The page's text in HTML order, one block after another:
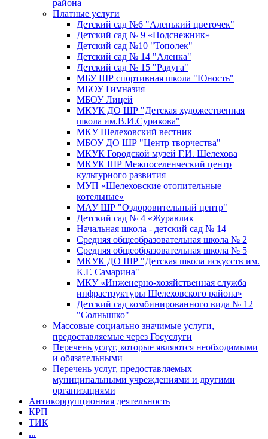
района
Платные услуги
Детский сад №6 "Аленький цветочек"
Детский сад № 9 «Подснежник»
Детский сад №10 "Тополек"
Детский сад № 14 "Аленка"
Детский сад № 15 "Радуга"
МБУ ШР спортивная школа "Юность"
МБОУ Гимназия
МБОУ Лицей
МКУК ДО ШР "Детская художественная
школа им.В.И.Сурикова"
МКУ Шелеховский вестник
МБОУ ДО ШР "Центр творчества"
МКУК Городской музей Г.И. Шелехова
МКУК ШР Межпоселенческий центр
культурного развития
МУП «Шелеховские отопительные
котельные»
МАУ ШР "Оздоровительный центр"
Детский сад № 4 «Журавлик
Начальная школа - детский сад № 14
Средняя общеобразовательная школа № 2
Средняя общеобразовательная школа № 5
МКУК ДО ШР "Детская школа искусств им.
К.Г. Самарина"
МКУ «Инженерно-хозяйственная служба
инфраструктуры Шелеховского района»
Детский сад комбинированного вида № 12
"Солнышко"
Массовые социально значимые услуги,
предоставляемые через Госуслуги
Перечень услуг, которые являются необходимыми
и обязательными
Перечень услуг, предоставляемых
муниципальными учреждениями и другими
организациями
Антикоррупционная деятельность
КРП
ТИК
...